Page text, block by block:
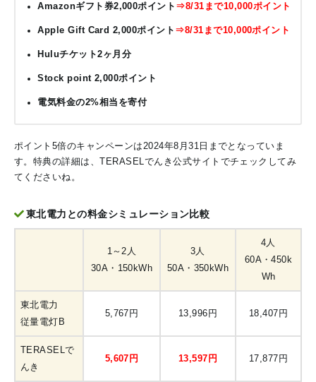
Amazonギフト券2,000ポイント ⇒8/31まで10,000ポイント
Apple Gift Card 2,000ポイント ⇒8/31まで10,000ポイント
Huluチケット2ヶ月分
Stock point 2,000ポイント
電気料金の2%相当を寄付
ポイント5倍のキャンペーンは2024年8月31日までとなっていま
す。特典の詳細は、TERASELでんき公式サイトでチェックしてみ
てくださいね。
東北電力との料金シミュレーション比較
1～2人
30A・150kWh
3人
50A・350kWh
4人
60A・450k
Wh
東北電力
従量電灯B
5,767円 13,996円 18,407円
TERASELで
んき
5,607円 13,597円 17,877円